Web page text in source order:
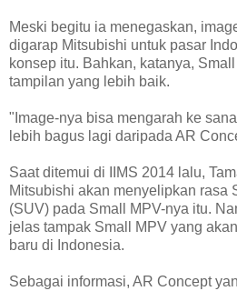
Meski begitu ia menegaskan,
digarap Mitsubishi untuk pasar
konsep itu. Bahkan, katanya,
tampilan yang lebih baik.
"Image-nya bisa mengarah ke
lebih bagus lagi daripada AR
Saat ditemui di IIMS 2014 lalu,
Mitsubishi akan menyelipkan rasa
(SUV) pada Small MPV-nya itu.
jelas tampak Small MPV yang
baru di Indonesia.
Sebagai informasi, AR Concept